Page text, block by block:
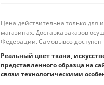
Цена действительна только для
магазинах. Доставка заказов
Федерации. Самовывоз доступен
Реальный цвет ткани,
представленного образца на
связи технологическими